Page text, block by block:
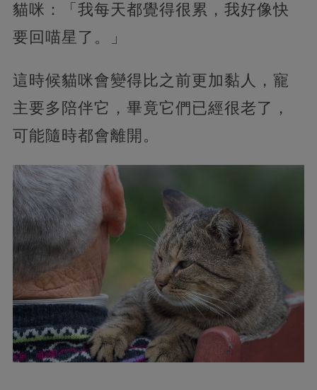
貓咪：「我每天都覺得很累，我好像快
要回喵星了。」
這時候貓咪會變得比之前更加黏人，寵
主要多陪伴它，畢竟它們已經很老了，
可能隨時都會離開。